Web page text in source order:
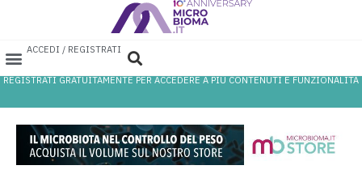
ACCEDI / REGISTRATI
REGISTRATI GRATUITAMENTE PER ACCEDERE A PIÙ CONTENUTI E FUNZIONALITÀ